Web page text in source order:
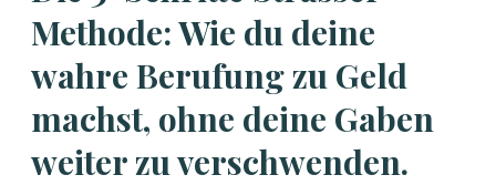
Methode: Wie du deine
wahre Berufung zu Geld
machst, ohne deine Gaben
weiter zu verschwenden.